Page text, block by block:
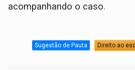
acompanhando o caso.
Sugestão de Pauta Direito ao